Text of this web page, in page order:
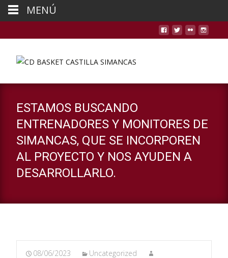
ESTAMOS BUSCANDO
ENTRENADORES Y MONITORES DE
SIMANCAS, QUE SE INCORPOREN
AL PROYECTO Y NOS AYUDEN A
DESARROLLARLO.
08/06/2023
Uncategorized
MENÚ